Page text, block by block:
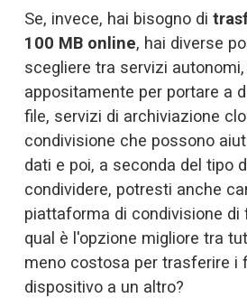
Se, invece, hai bisogno di
100 MB online, hai diverse
scegliere tra servizi
appositamente per portare a
file, servizi di archiviazione
condivisione che possono
dati e poi, a seconda del tipo
condividere, potresti anche
piattaforma di condivisione di
qual è l'opzione migliore tra
meno costosa per trasferire i
dispositivo a un altro?